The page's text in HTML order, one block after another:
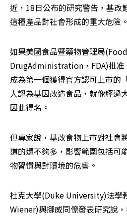
近，18日公布的研究警告，基改
這種產品對社會形成的重大危險。
如果美國食品暨藥物管理局
DrugAdministration，FDA)批准
成為第一個獲得官方認可上市的
人認為基因改造食品，就像經過
因此得名。
但專家說，基改食物上市對社會
道的還不夠多，影響範圍包括可
物習慣與對環境的危害。
杜克大學(Duke University)法學
Wiener)與挪威同僚發表研究說